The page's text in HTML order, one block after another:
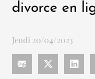
divorce en
Jeudi 20/04/2023